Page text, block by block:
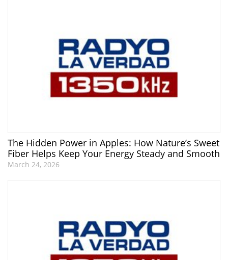
The Hidden Power in Apples: How Nature’s Sweet
Fiber Helps Keep Your Energy Steady and Smooth
March 24, 2026